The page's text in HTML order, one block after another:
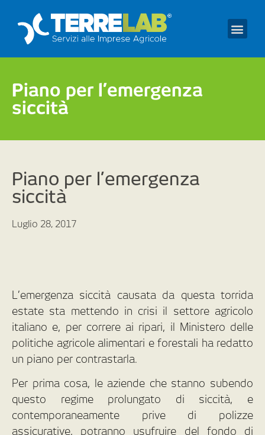
Piano per l’emergenza
siccità
Piano per l’emergenza
siccità
Luglio 28, 2017
L’emergenza siccità causata da questa torrida
estate sta mettendo in crisi il settore agricolo
italiano e, per correre ai ripari, il Ministero delle
politiche agricole alimentari e forestali ha redatto
un piano per contrastarla.
Per prima cosa, le aziende che stanno subendo
questo regime prolungato di siccità, e
contemporaneamente prive di polizze
assicurative, potranno usufruire del fondo di